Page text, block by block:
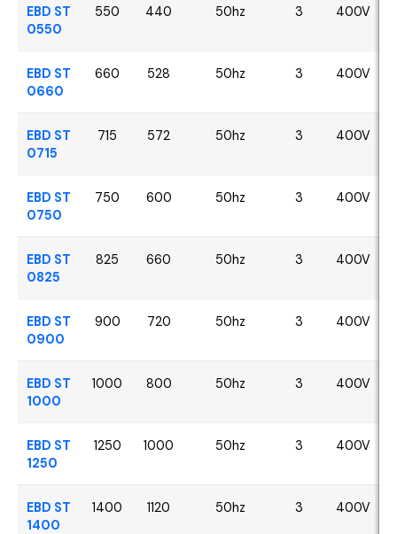
EBD ST
0550
550 440 50hz 3 400V
EBD ST
0660
660 528 50hz 3 400V
EBD ST
0715
715 572 50hz 3 400V
EBD ST
0750
750 600 50hz 3 400V
EBD ST
0825
825 660 50hz 3 400V
EBD ST
0900
900 720 50hz 3 400V
EBD ST
1000
1000 800 50hz 3 400V
EBD ST
1250
1250 1000 50hz 3 400V
EBD ST
1400
1400 1120 50hz 3 400V